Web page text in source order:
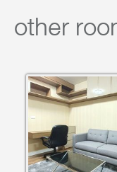
other